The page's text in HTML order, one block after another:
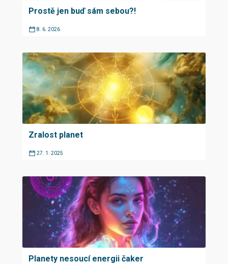
Prostě jen buď sám sebou?!
8. 6. 2026
Zralost planet
27. 1. 2025
Planety nesoucí energii čaker